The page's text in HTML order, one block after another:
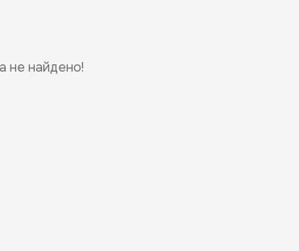
не найдено!